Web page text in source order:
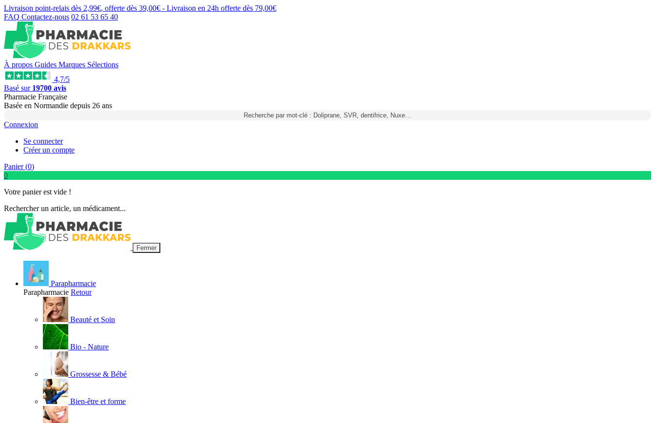
Livraison point-relais dès 2,99€, offerte dès 39,00€ - Livraison en 24h offerte dès 79,00€
FAQ Contactez-nous 02 61 53 65 40
À propos Guides Marques Sélections
4,7/5
Basé sur 19700 avis
Pharmacie Française
Basée en Normandie depuis 26 ans
Recherche par mot-clé : Doliprane, SVR, dentifrice, Nuxe…
Connexion
Se connecter
Créer un compte
Panier (0)
0
Votre panier est vide !
Rechercher un article, un médicament...
Fermer
Parapharmacie
Parapharmacie Retour
Beauté et Soin
Bio - Nature
Grossesse & Bébé
Bien-être et forme